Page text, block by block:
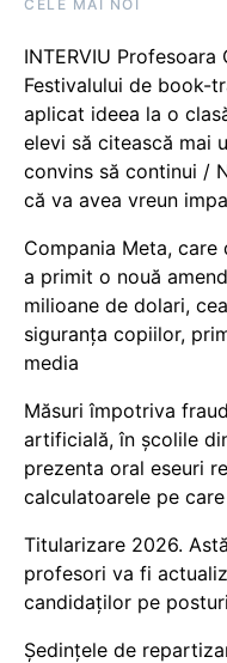
CELE MAI NOI
INTERVIU
Festivalului de book-
aplicat ideea la o
elevi să citească mai
convins să continui /
că va avea vreun
Compania Meta,
a primit o nouă
milioane de dolari,
siguranța copiilor,
media
Măsuri împotriva
artificială, în școlile
prezenta oral eseuri
calculatoarele pe
Titularizare 2026.
profesori va fi
candidaților pe
Ședințele de